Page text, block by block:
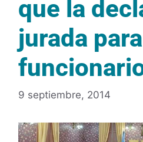
que la
jurada para
9 septiembre, 2014